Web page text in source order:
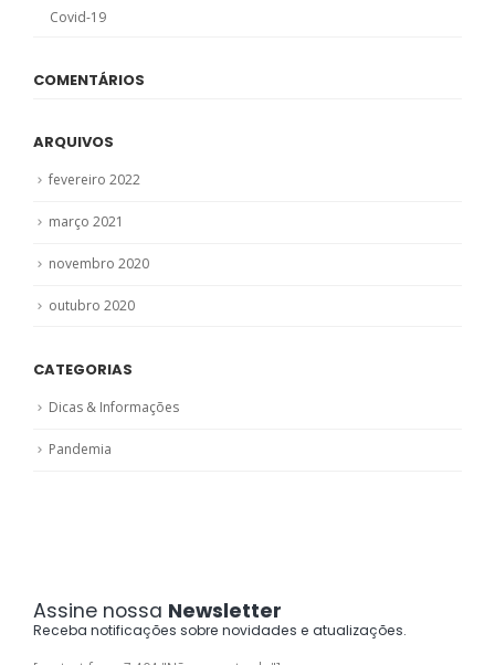
Covid-19
COMENTÁRIOS
ARQUIVOS
fevereiro 2022
março 2021
novembro 2020
outubro 2020
CATEGORIAS
Dicas & Informações
Pandemia
Assine nossa Newsletter
Receba notificações sobre novidades e atualizações.